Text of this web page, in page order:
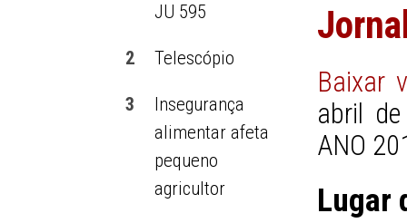
JU 595
2 Telescópio
3
Insegurança
alimentar afeta
pequeno
agricultor
Baixar
abril
ANO
Lugar